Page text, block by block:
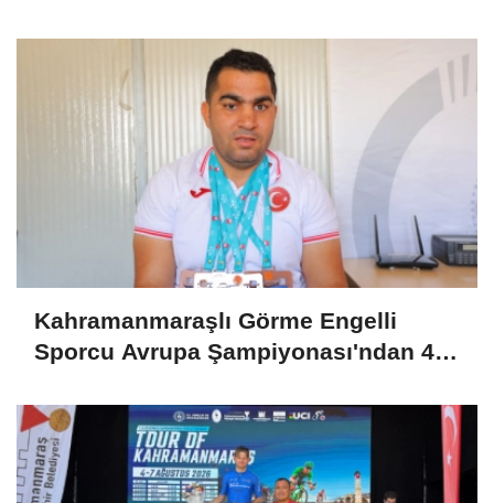
Kahramanmaraşlı Görme Engelli
Sporcu Avrupa Şampiyonası'ndan 4